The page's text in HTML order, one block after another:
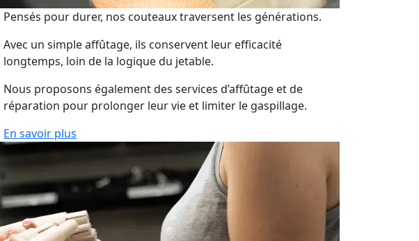
Pensés pour durer, nos couteaux traversent les générations.
Avec un simple affûtage, ils conservent leur efficacité
longtemps, loin de la logique du jetable.
Nous proposons également des services d’affûtage et de
réparation pour prolonger leur vie et limiter le gaspillage.
En savoir plus